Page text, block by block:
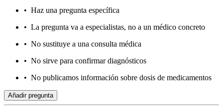
• Haz una pregunta específica
• La pregunta va a especialistas, no a un médico concreto
• No sustituye a una consulta médica
• No sirve para confirmar diagnósticos
• No publicamos información sobre dosis de medicamentos
Añadir pregunta